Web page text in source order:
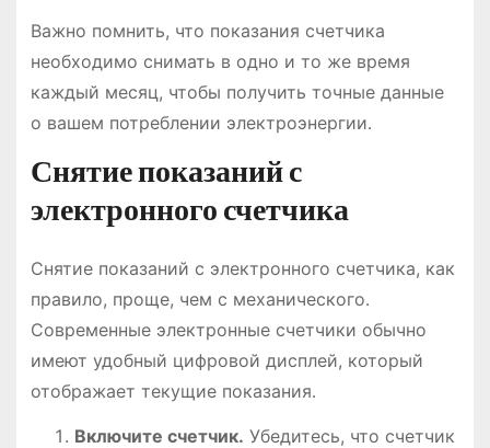
Важно помнить, что показания счетчика
необходимо снимать в одно и то же время
каждый месяц, чтобы получить точные данные
о вашем потреблении электроэнергии․
Снятие показаний с
электронного счетчика
Снятие показаний с электронного счетчика, как
правило, проще, чем с механического․
Современные электронные счетчики обычно
имеют удобный цифровой дисплей, который
отображает текущие показания․
Включите счетчик․ Убедитесь, что счетчик